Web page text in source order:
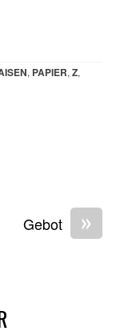
, PAPIER,Z,
»
Gebot